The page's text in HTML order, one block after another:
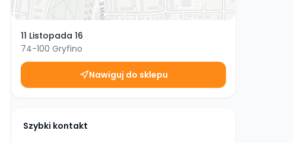
11 Listopada 16
74-100 Gryfino
Nawiguj do sklepu
Szybki kontakt